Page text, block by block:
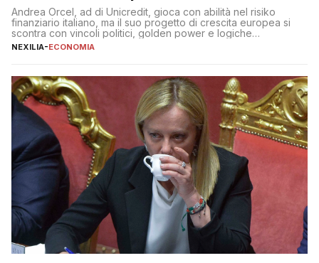
Andrea Orcel, ad di Unicredit, gioca con abilità nel risiko
finanziario italiano, ma il suo progetto di crescita europea si
scontra con vincoli politici, golden power e logiche
protezionistiche. Orcel e la mossa su Generali Andrea Orcel,
NEXILIA-ECONOMIA